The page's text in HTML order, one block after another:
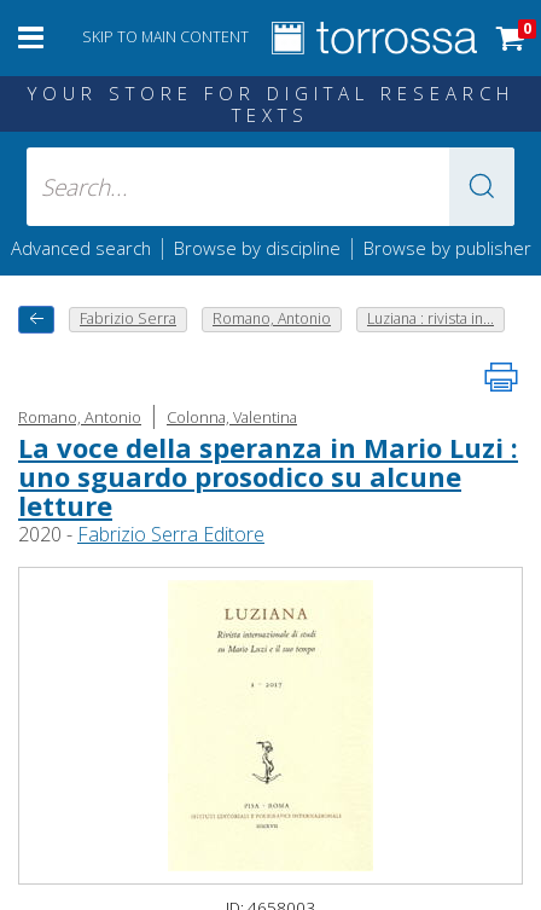
SKIP TO MAIN CONTENT 0
YOUR STORE FOR DIGITAL RESEARCH
TEXTS
Advanced search | Browse by discipline | Browse by publisher
Fabrizio Serra Romano, Antonio Luziana : rivista in...
Romano, Antonio | Colonna, Valentina
La voce della speranza in Mario Luzi :
uno sguardo prosodico su alcune
letture
2020 - Fabrizio Serra Editore